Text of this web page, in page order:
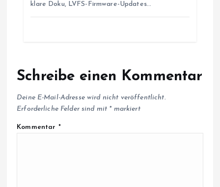
klare Doku, LVFS-Firmware-Updates…
Schreibe einen Kommentar
Deine E-Mail-Adresse wird nicht veröffentlicht.
Erforderliche Felder sind mit *markiert
Kommentar *